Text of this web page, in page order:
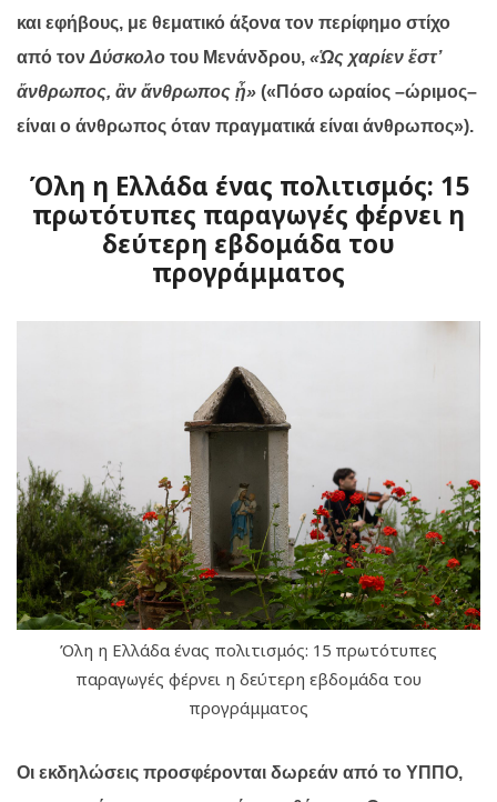
και εφήβους, με θεματικό άξονα τον περίφημο στίχο
από τονΔύσκολο του Μενάνδρου, «Ὡς χαρίεν ἔστ’
ἄνθρωπος, ἂν ἄνθρωπος ᾖ» («Πόσο ωραίος –ώριμος–
είναι ο άνθρωπος όταν πραγματικά είναι άνθρωπος»).
Όλη η Ελλάδα ένας πολιτισμός: 15
πρωτότυπες παραγωγές φέρνει η
δεύτερη εβδομάδα του
προγράμματος
Όλη η Ελλάδα ένας πολιτισμός: 15 πρωτότυπες
παραγωγές φέρνει η δεύτερη εβδομάδα του
προγράμματος
Οι εκδηλώσεις προσφέρονται δωρεάν από το ΥΠΠΟ,